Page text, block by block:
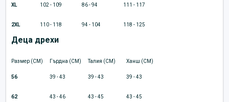
XL 102 - 109 86 - 94 111 - 117
2XL 110 - 118 94 - 104 118 - 125
Деца дрехи
Размер (CM) Гърдна (CM) Талия (CM) Ханш (CM)
56 39 - 43 39 - 43 39 - 43
62 43 - 46 43 - 45 43 - 45